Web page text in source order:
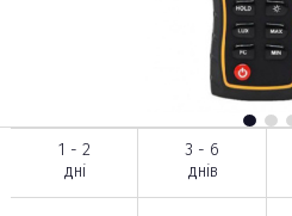
1 - 2
дні
3 - 6
днів